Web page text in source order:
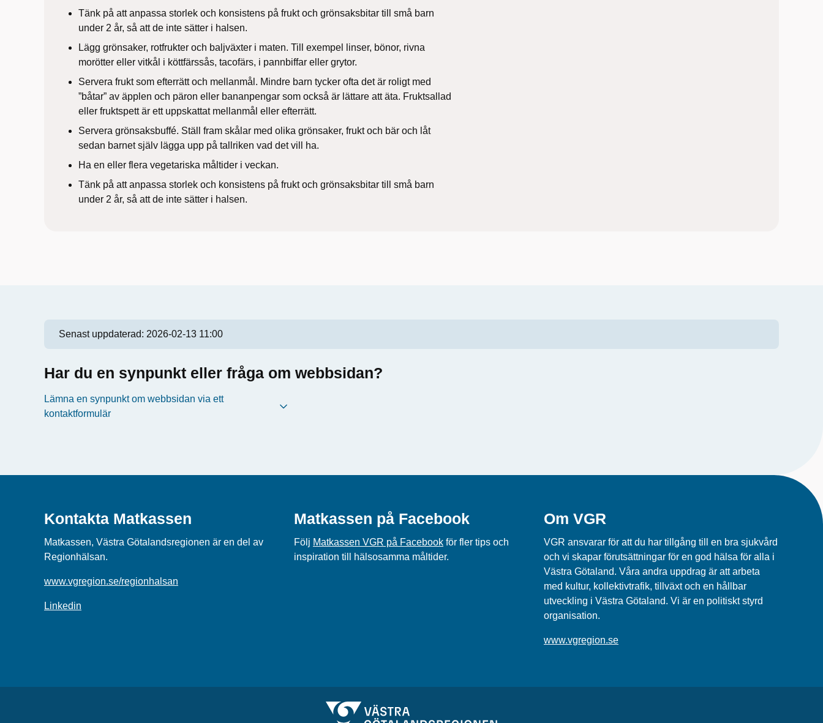
Tänk på att anpassa storlek och konsistens på frukt och grönsaksbitar till små barn
under 2 år, så att de inte sätter i halsen.
Lägg grönsaker, rotfrukter och baljväxter i maten. Till exempel linser, bönor, rivna
morötter eller vitkål i köttfärssås, tacofärs, i pannbiffar eller grytor.
Servera frukt som efterrätt och mellanmål. Mindre barn tycker ofta det är roligt med
”båtar” av äpplen och päron eller bananpengar som också är lättare att äta. Fruktsallad
eller fruktspett är ett uppskattat mellanmål eller efterrätt.
Servera grönsaksbuffé. Ställ fram skålar med olika grönsaker, frukt och bär och låt
sedan barnet själv lägga upp på tallriken vad det vill ha.
Ha en eller flera vegetariska måltider i veckan.
Tänk på att anpassa storlek och konsistens på frukt och grönsaksbitar till små barn
under 2 år, så att de inte sätter i halsen.
Senast uppdaterad: 2026-02-13 11:00
Har du en synpunkt eller fråga om webbsidan?
Lämna en synpunkt om webbsidan via ett
kontaktformulär
Kontakta Matkassen
Matkassen, Västra Götalandsregionen är en del av
Regionhälsan.
www.vgregion.se/regionhalsan
Linkedin
Matkassen på Facebook
Följ Matkassen VGR på Facebook för fler tips och
inspiration till hälsosamma måltider.
Om VGR
VGR ansvarar för att du har tillgång till en bra sjukvård
och vi skapar förutsättningar för en god hälsa för alla i
Västra Götaland. Våra andra uppdrag är att arbeta
med kultur, kollektivtrafik, tillväxt och en hållbar
utveckling i Västra Götaland. Vi är en politiskt styrd
organisation.
www.vgregion.se